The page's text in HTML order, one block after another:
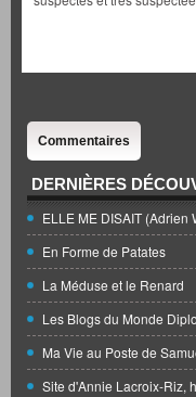
Commentaires
DERNIÈRES
ELLE ME DISAIT (Adrien
En Forme de Patates
La Méduse et le Renard
Les Blogs du Monde
Ma Vie au Poste de
Site d'Annie Lacroix-Riz,